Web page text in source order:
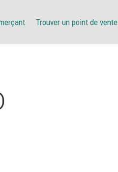
Trouver un point de vente